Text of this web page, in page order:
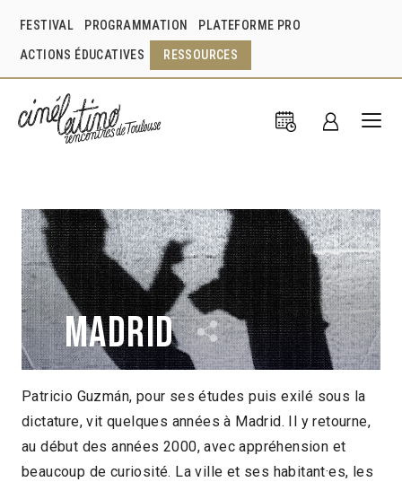
FESTIVAL PROGRAMMATION PLATEFORME PRO
ACTIONS ÉDUCATIVES RESSOURCES
Madrid
Patricio Guzmán Chili 2002
41min
2022 > Focus : Patricio Guzmán
Patricio Guzmán, pour ses études puis exilé sous la
dictature, vit quelques années à Madrid. Il y retourne,
au début des années 2000, avec appréhension et
beaucoup de curiosité. La ville et ses habitant·es, les